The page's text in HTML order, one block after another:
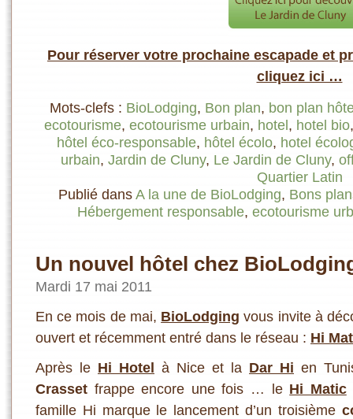
Pour réserver votre prochaine escapade et
cliquez ici …
Mots-clefs : BioLodging, Bon plan, bon plan
ecotourisme, ecotourisme urbain, hotel, hotel bio
hôtel éco-responsable, hôtel écolo, hotel
urbain, Jardin de Cluny, Le Jardin de Cluny,
Quartier Latin
Publié dansA la une de BioLodging, Bons
Hébergement responsable, ecotourisme
Un nouvel hôtel chez
Mardi 17 mai 2011
En ce mois de mai, BioLodging vous invite à
ouvert et récemment entré dans le réseau : Hi
Après le Hi Hotel à Nice et la Dar Hi en
Crasset frappe encore une fois … le Hi Matic
famille Hi marque le lancement d’un troisième